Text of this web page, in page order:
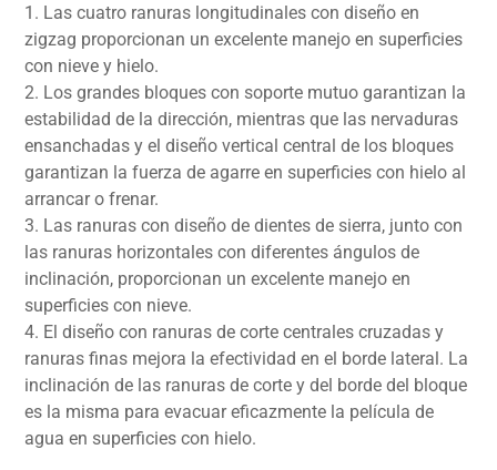
1. Las cuatro ranuras longitudinales con diseño en
zigzag proporcionan un excelente manejo en superficies
con nieve y hielo.
2. Los grandes bloques con soporte mutuo garantizan la
estabilidad de la dirección, mientras que las nervaduras
ensanchadas y el diseño vertical central de los bloques
garantizan la fuerza de agarre en superficies con hielo al
arrancar o frenar.
3. Las ranuras con diseño de dientes de sierra, junto con
las ranuras horizontales con diferentes ángulos de
inclinación, proporcionan un excelente manejo en
superficies con nieve.
4. El diseño con ranuras de corte centrales cruzadas y
ranuras finas mejora la efectividad en el borde lateral. La
inclinación de las ranuras de corte y del borde del bloque
es la misma para evacuar eficazmente la película de
agua en superficies con hielo.